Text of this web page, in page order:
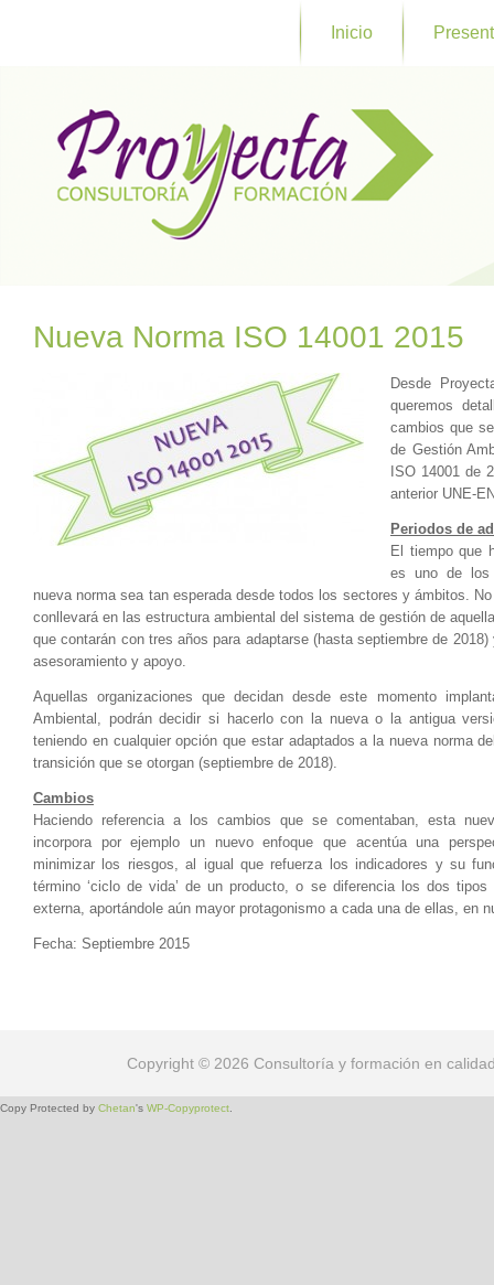
Inicio
Nueva Norma ISO 14001 2015
Desde
queremos
cambios que
de Gestión
ISO 14001 de
anterior UNE-
Periodos de
El tiempo que
es uno de
nueva norma sea tan esperada desde todos los sectores y ámbitos.
conllevará en las estructura ambiental del sistema de gestión de
que contarán con tres años para adaptarse (hasta septiembre de
asesoramiento y apoyo.
Aquellas organizaciones que decidan desde este momento
Ambiental, podrán decidir si hacerlo con la nueva o la antigua
teniendo en cualquier opción que estar adaptados a la nueva norma
transición que se otorgan (septiembre de 2018).
Cambios
Haciendo referencia a los cambios que se comentaban, esta
incorpora por ejemplo un nuevo enfoque que acentúa una
minimizar los riesgos, al igual que refuerza los indicadores y su
término ‘ciclo de vida’ de un producto, o se diferencia los dos
externa, aportándole aún mayor protagonismo a cada una de ellas, en
Fecha: Septiembre 2015
Copyright © 2026 Consultoría y formación en
Copy Protected by Chetan's WP-Copyprotect